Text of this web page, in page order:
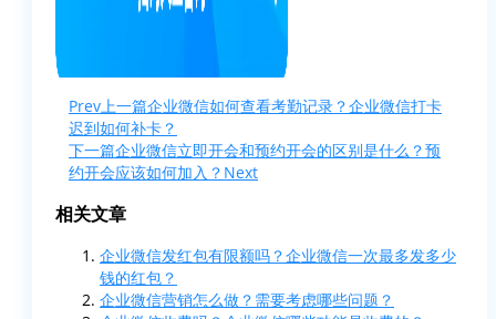
Prev上一篇企业微信如何查看考勤记录？企业微信打卡
迟到如何补卡？
下一篇企业微信立即开会和预约开会的区别是什么？预
约开会应该如何加入？ Next
相关文章
企业微信发红包有限额吗？企业微信一次最多发多少
钱的红包？
企业微信营销怎么做？需要考虑哪些问题？